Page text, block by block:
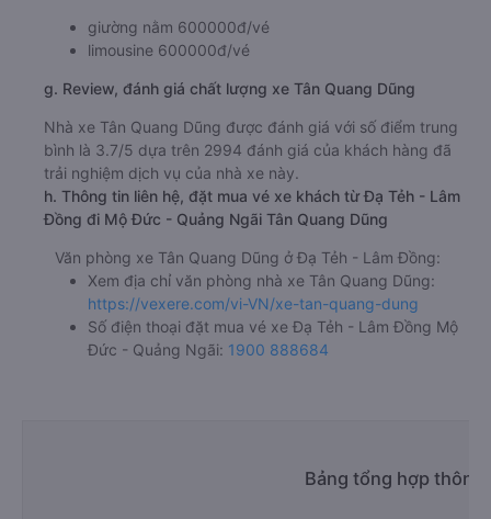
giường nằm 600000đ/vé
limousine 600000đ/vé
g. Review, đánh giá chất lượng xe Tân Quang Dũng
Nhà xe Tân Quang Dũng được đánh giá với số điểm trung
bình là 3.7/5 dựa trên 2994 đánh giá của khách hàng đã
trải nghiệm dịch vụ của nhà xe này.
h. Thông tin liên hệ, đặt mua vé xe khách từ Đạ Tẻh - Lâm
Đồng đi Mộ Đức - Quảng Ngãi Tân Quang Dũng
Văn phòng xe Tân Quang Dũng ở Đạ Tẻh - Lâm Đồng:
Xem địa chỉ văn phòng nhà xe Tân Quang Dũng:
https://vexere.com/vi-VN/xe-tan-quang-dung
Số điện thoại đặt mua vé xe Đạ Tẻh - Lâm Đồng Mộ
Đức - Quảng Ngãi: 1900 888684
Bảng tổng hợp